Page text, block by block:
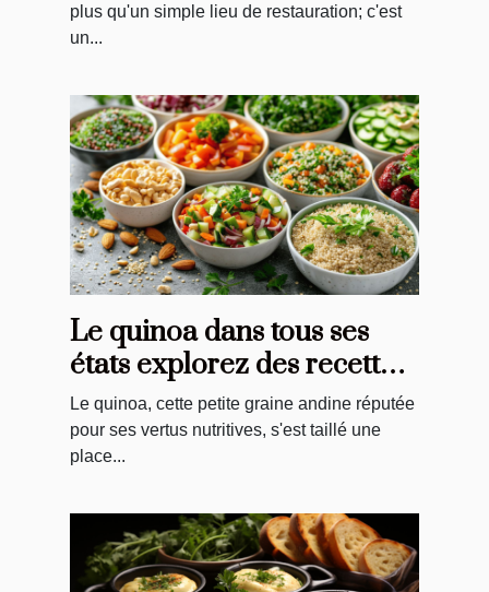
plus qu'un simple lieu de restauration; c'est
un...
Le quinoa dans tous ses
états explorez des recettes
originales et nutritives
Le quinoa, cette petite graine andine réputée
pour ses vertus nutritives, s'est taillé une
place...